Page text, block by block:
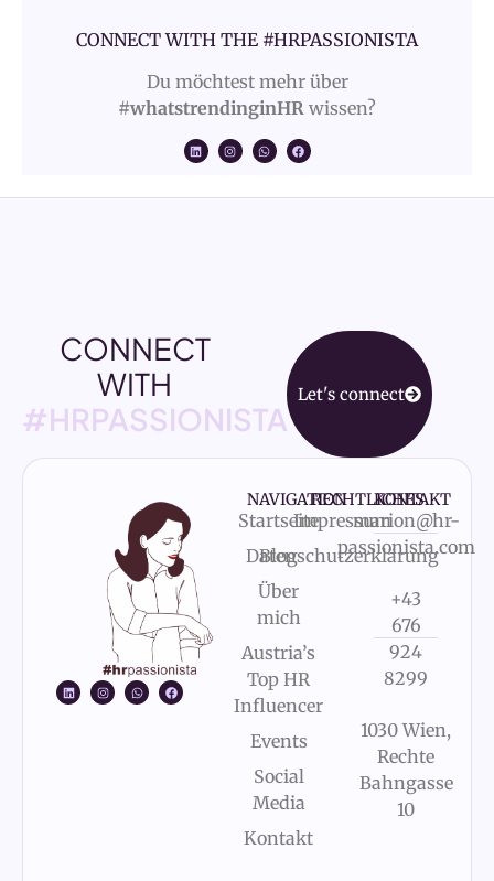
CONNECT WITH THE #HRPASSIONISTA
Du möchtest mehr über
#whatstrendinginHR wissen?
CONNECT
WITH
#HRPASSIONISTA
Let's connect
NAVIGATION
Startseite
Blog
Über
mich
Austria’s
Top HR
Influencer
Events
Social
Media
Kontakt
RECHTLICHES
Impressum
Datenschutzerklärung
KONTAKT
marion@hr-
passionista.com
+43
676
924
8299
1030 Wien,
Rechte
Bahngasse
10